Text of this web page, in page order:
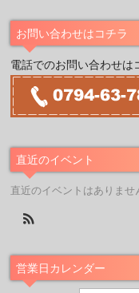
お問い合わせはコチラ
電話でのお問い合わせは
直近のイベント
直近のイベントはありませ
営業日カレンダー